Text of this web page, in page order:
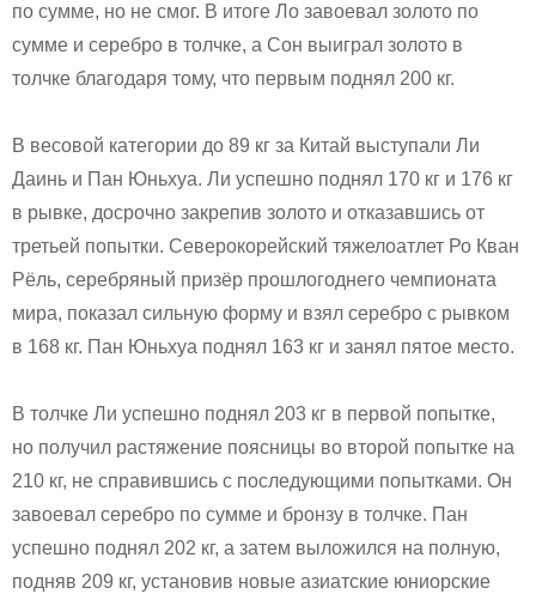
по сумме, но не смог. В итоге Ло завоевал золото по
сумме и серебро в толчке, а Сон выиграл золото в
толчке благодаря тому, что первым поднял 200 кг.
В весовой категории до 89 кг за Китай выступали Ли
Даинь и Пан Юньхуа. Ли успешно поднял 170 кг и 176 кг
в рывке, досрочно закрепив золото и отказавшись от
третьей попытки. Северокорейский тяжелоатлет Ро Кван
Рёль, серебряный призёр прошлогоднего чемпионата
мира, показал сильную форму и взял серебро с рывком
в 168 кг. Пан Юньхуа поднял 163 кг и занял пятое место.
В толчке Ли успешно поднял 203 кг в первой попытке,
но получил растяжение поясницы во второй попытке на
210 кг, не справившись с последующими попытками. Он
завоевал серебро по сумме и бронзу в толчке. Пан
успешно поднял 202 кг, а затем выложился на полную,
подняв 209 кг, установив новые азиатские юниорские